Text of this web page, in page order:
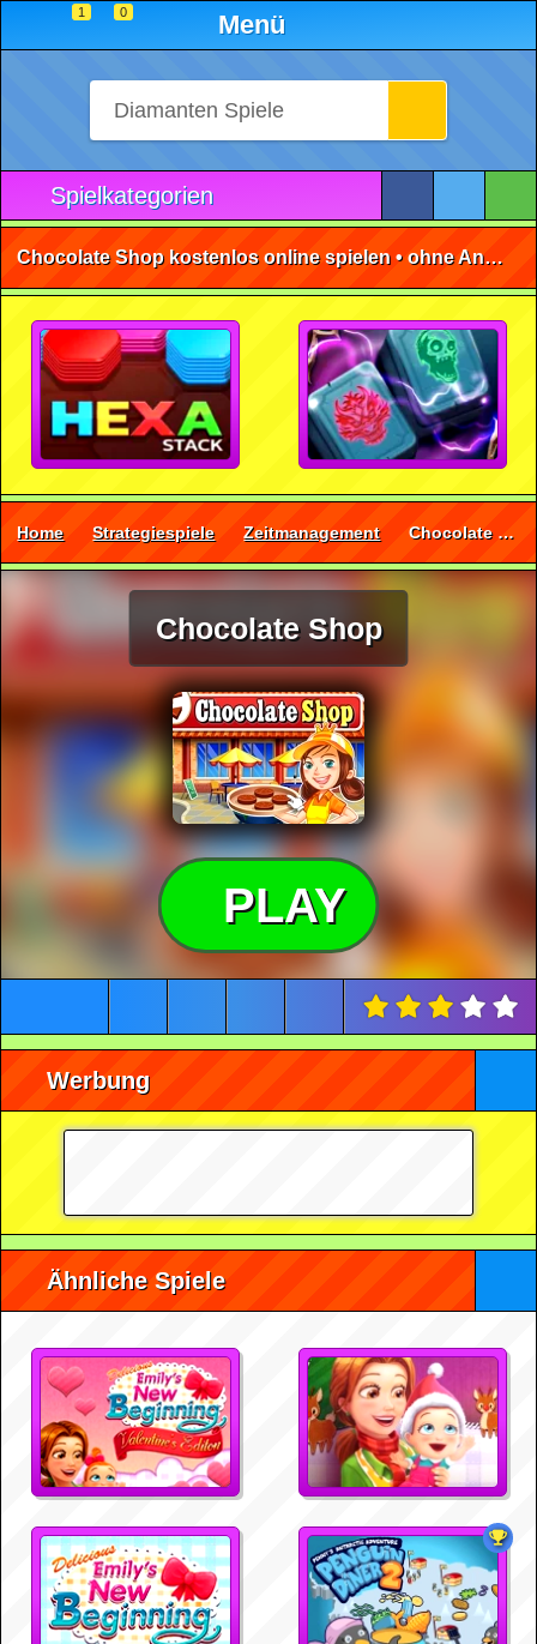
1 0 Menü
Spielkategorien
Chocolate Shop kostenlos online spielen • ohne Anmeldung 🕹️
Home Strategiespiele Zeitmanagement Chocolate Shop
Chocolate Shop
PLAY
Werbung
Ähnliche Spiele